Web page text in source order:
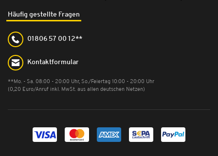
Häufig gestellte Fragen
01806 57 00 12**
Kontaktformular
**Mo. - Sa. 08:00 - 20:00 Uhr, So./Feiertag 10:00 - 20:00 Uhr
(0,20 Euro/Anruf inkl. MwSt. aus allen deutschen Netzen)